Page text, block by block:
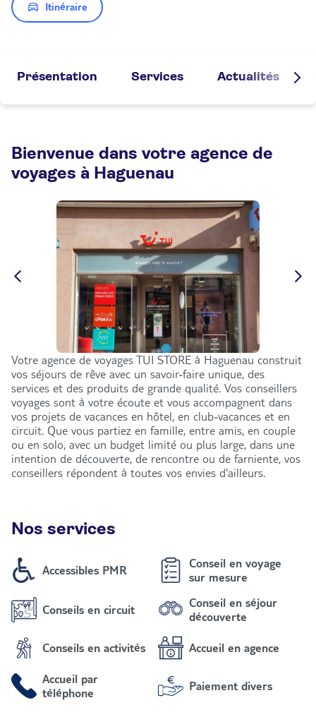
Itinéraire
Présentation Services Actualités
Bienvenue dans votre agence de
voyages à Haguenau
Votre agence de voyages TUI STORE à Haguenau construit
vos séjours de rêve avec un savoir-faire unique, des
services et des produits de grande qualité. Vos conseillers
voyages sont à votre écoute et vous accompagnent dans
vos projets de vacances en hôtel, en club-vacances et en
circuit. Que vous partiez en famille, entre amis, en couple
ou en solo, avec un budget limité ou plus large, dans une
intention de découverte, de rencontre ou de farniente, vos
conseillers répondent à toutes vos envies d'ailleurs.
Nos services
Accessibles PMR
Conseil en voyage
sur mesure
Conseils en circuit
Conseil en séjour
découverte
Conseils en activités Accueil en agence
Accueil par
téléphone
Paiement divers